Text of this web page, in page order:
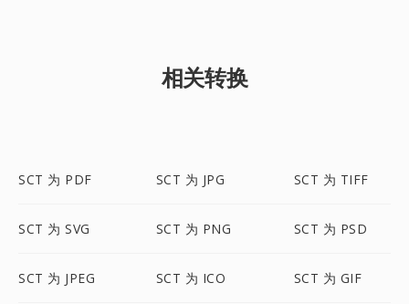
相关转换
SCT 为 PDF SCT 为 JPG SCT 为 TIFF
SCT 为 SVG SCT 为 PNG SCT 为 PSD
SCT 为 JPEG SCT 为 ICO SCT 为 GIF